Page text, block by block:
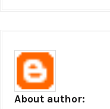
About author: